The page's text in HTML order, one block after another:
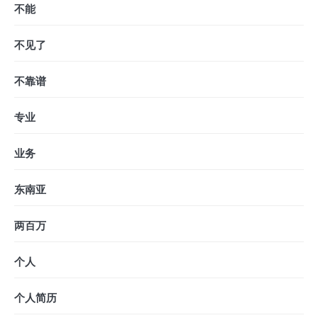
不能
不见了
不靠谱
专业
业务
东南亚
两百万
个人
个人简历